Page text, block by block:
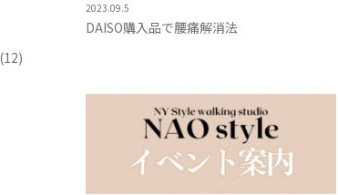
(12)
2023.09.5
DAISO購入品で腰痛解消法